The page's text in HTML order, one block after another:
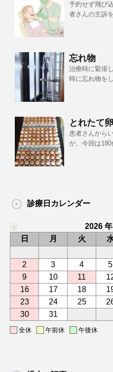
予約せず飛び
者さんの主訴
忘れ物
治療時に緊張
時に忘れ物を
とれたて卵
患者さんから
が、今回は
診療日カレンダー
2026
日
月 火
2
3 4 5
9
10 11
16
17 18
23
24 25
30
31
全休 午前休 午後休